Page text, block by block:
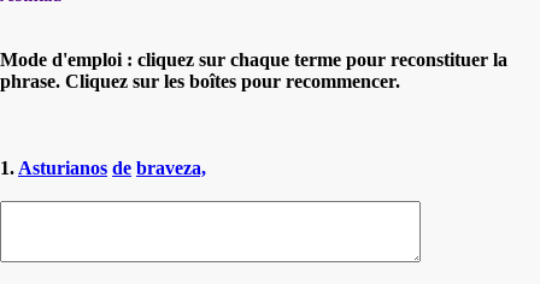
Mode d'emploi : cliquez sur chaque terme pour reconstituer la
phrase. Cliquez sur les boîtes pour recommencer.
1. Asturianos de braveza,